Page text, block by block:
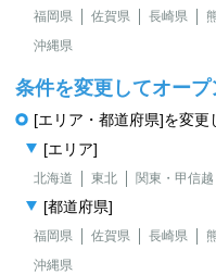
福岡県 佐賀県 長崎県
沖縄県
条件を変更してオー
[エリア・都道府県]を変更
[エリア]
北海道 東北 関東・甲信越
[都道府県]
福岡県 佐賀県 長崎県
沖縄県